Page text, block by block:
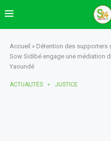
Accueil » Détention des supporters
Sow Sidibé engage une médiation
Yaoundé
ACTUALITÈS JUSTICE